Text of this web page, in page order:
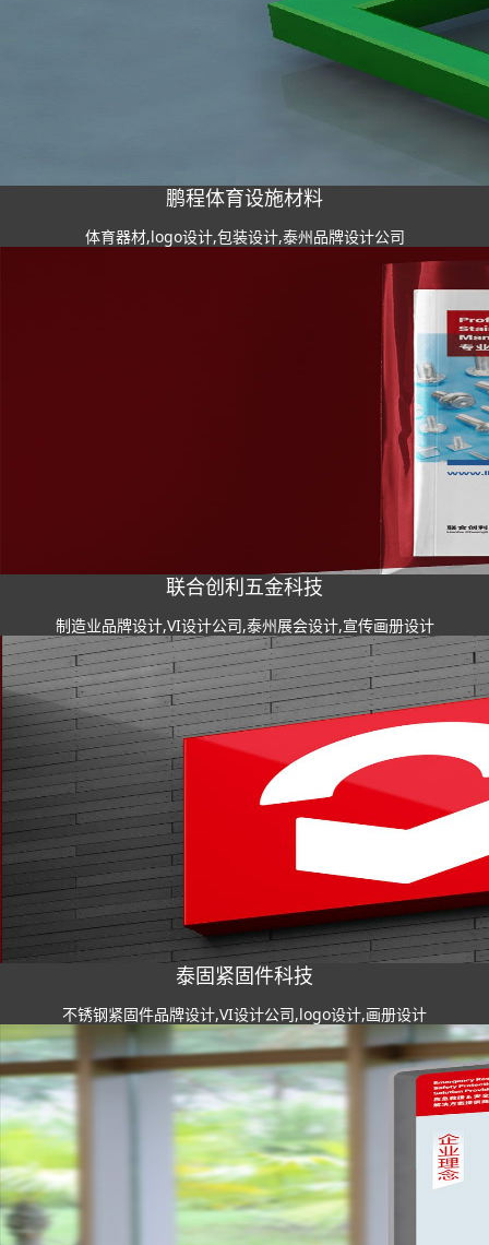
鹏程体育设施材料
体育器材,logo设计,包装设计,泰州品牌设计公司
联合创利五金科技
制造业品牌设计,VI设计公司,泰州展会设计,宣传画册设计
泰固紧固件科技
不锈钢紧固件品牌设计,VI设计公司,logo设计,画册设计